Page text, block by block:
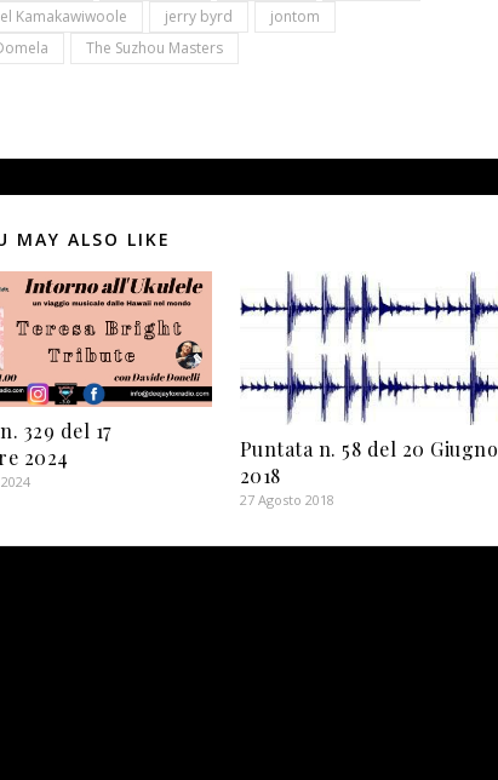
Kamakawiwoole jerry byrd
jontom
The Suzhou Masters
MAY ALSO LIKE
329 del 17
2024
Puntata n. 58 del 20 Giugno
2018
27 Agosto 2018